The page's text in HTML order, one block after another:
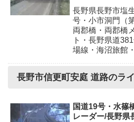
長野県長野市塩
号・小市洞門（
両郡橋・両郡橋
ト・長野県道
場線・海沼旅館
長野市信更町安庭 道路のラ
国道19号・水篠
レーダー/長野県